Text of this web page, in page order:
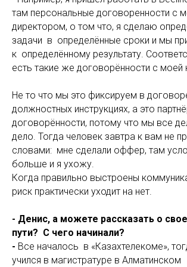
там персональные договоренности с
директором, о том что, я сделаю
задачи в определённые сроки и мы
к определённому результату.
есть такие же договорённости с моей
Не то что мы это фиксируем в
должностных инструкциях, а это
договорённости, потому что мы все
дело. Тогда человек завтра к вам не
словами: мне сделали оффер, там
больше и я ухожу.
Когда правильно выстроены
риск практически уходит на нет.
- Денис, а можете рассказать о
пути? С чего начинали?
- Все началось в «Казахтелекоме»,
учился в магистратуре в Алматинском